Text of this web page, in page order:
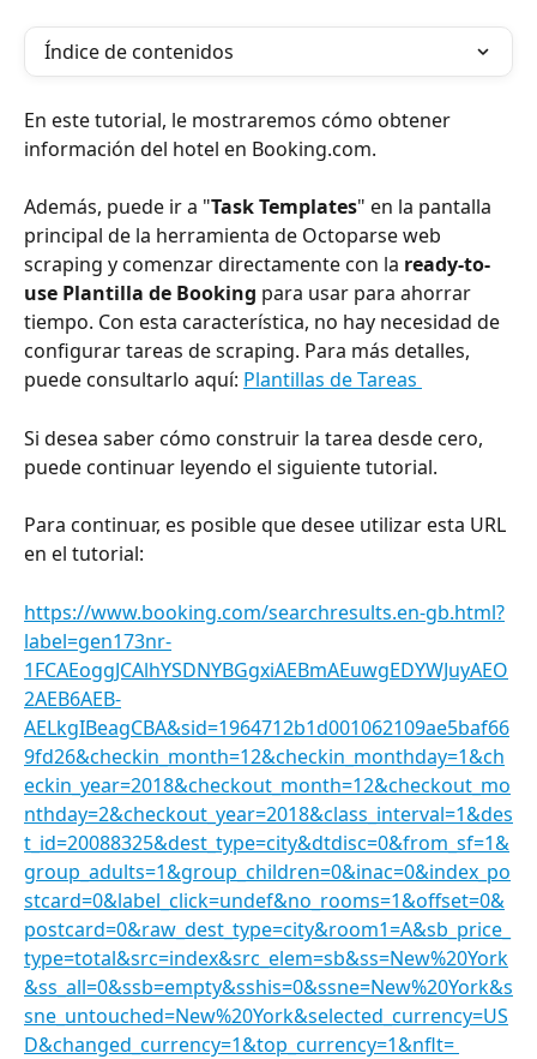
Índice de contenidos
En este tutorial, le mostraremos cómo obtener
información del hotel en Booking.com.
Además, puede ir a "Task Templates" en la pantalla
principal de la herramienta de Octoparse web
scraping y comenzar directamente con la ready-to-
use Plantilla de Booking para usar para ahorrar
tiempo. Con esta característica, no hay necesidad de
configurar tareas de scraping. Para más detalles,
puede consultarlo aquí: Plantillas de Tareas
Si desea saber cómo construir la tarea desde cero,
puede continuar leyendo el siguiente tutorial.
Para continuar, es posible que desee utilizar esta URL
en el tutorial:
https://www.booking.com/searchresults.en-gb.html?
label=gen173nr-
1FCAEoggJCAlhYSDNYBGgxiAEBmAEuwgEDYWJuyAEO
2AEB6AEB-
AELkgIBeagCBA&sid=1964712b1d001062109ae5baf66
9fd26&checkin_month=12&checkin_monthday=1&ch
eckin_year=2018&checkout_month=12&checkout_mo
nthday=2&checkout_year=2018&class_interval=1&des
t_id=20088325&dest_type=city&dtdisc=0&from_sf=1&
group_adults=1&group_children=0&inac=0&index_po
stcard=0&label_click=undef&no_rooms=1&offset=0&
postcard=0&raw_dest_type=city&room1=A&sb_price_
type=total&src=index&src_elem=sb&ss=New%20York
&ss_all=0&ssb=empty&sshis=0&ssne=New%20York&s
sne_untouched=New%20York&selected_currency=US
D&changed_currency=1&top_currency=1&nflt=